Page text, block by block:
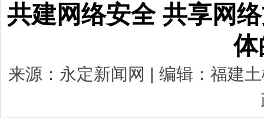
共建网络安全 共享网
体
来源：永定新闻网 | 编辑：福建